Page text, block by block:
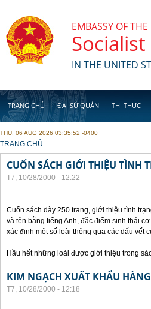
EMBASSY OF THE
IN THE UNITED
TRANG CHỦ ĐẠI SỨ QUÁN THỊ THỰC
THU, 06 AUG 2026 03:35:52 -0400
YOU ARE HERE
TRANG CHỦ
CUỐN SÁCH GIỚI THIỆU TÌNH
T7, 10/28/2000 - 12:22
Cuốn sách dày 250 trang, giới thiệu tình
và tên bằng tiếng Anh, đặc điểm sinh thái
xác định một số loài thông qua các dấu vết
Hầu hết những loài được giới thiệu trong
KIM NGẠCH XUẤT KHẨU
T7, 10/28/2000 - 12:18